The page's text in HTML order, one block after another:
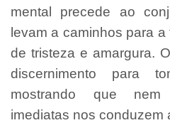
mental precede ao
levam a caminhos para
de tristeza e amargura.
discernimento para
mostrando que nem
imediatas nos conduzem